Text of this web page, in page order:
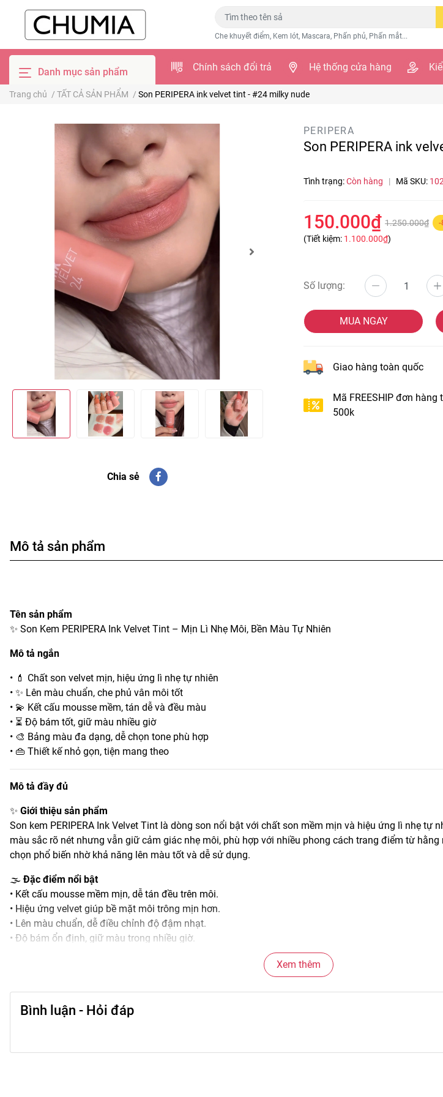
Che khuyết điểm, Kem lót, Mascara, Phấn phủ, Phấn mắt...
Danh mục sản phẩm Chính sách đổi trả Hệ thống cửa hàng
Trang chủ / TẤT CẢ SẢN PHẨM / Son PERIPERA ink velvet tint - #24 milky nude
Chia sẻ
PERIPERA
Son PERIPERA ink
Tình trạng:Còn hàng | Mã SKU:
150.000₫ 1.250.000₫ -
(Tiết kiệm: 1.100.000₫)
Số lượng:
MUA NGAY
Giao hàng toàn quốc
Mã FREESHIP đơn hàng
500k
Mô tả sản phẩm
Tên sản phẩm
✨ Son Kem PERIPERA Ink Velvet Tint – Mịn Lì Nhẹ Môi, Bền Màu Tự Nhiên
Mô tả ngắn
• 💄 Chất son velvet mịn, hiệu ứng lì nhẹ tự nhiên
• ✨ Lên màu chuẩn, che phủ vân môi tốt
• 💫 Kết cấu mousse mềm, tán dễ và đều màu
• ⏳ Độ bám tốt, giữ màu nhiều giờ
• 🎨 Bảng màu đa dạng, dễ chọn tone phù hợp
• 👜 Thiết kế nhỏ gọn, tiện mang theo
Mô tả đầy đủ
✨ Giới thiệu sản phẩm
Son kem PERIPERA Ink Velvet Tint là dòng son nổi bật với chất son mềm mịn và hiệu ứng lì nhẹ tự
màu sắc rõ nét nhưng vẫn giữ cảm giác nhẹ môi, phù hợp với nhiều phong cách trang điểm từ
chọn phổ biến nhờ khả năng lên màu tốt và dễ sử dụng.
🌫️Đặc điểm nổi bật
• Kết cấu mousse mềm mịn, dễ tán đều trên môi.
• Hiệu ứng velvet giúp bề mặt môi trông mịn hơn.
• Lên màu chuẩn, dễ điều chỉnh độ đậm nhạt.
• Độ bám ổn định, giữ màu trong nhiều giờ.
• Tạo màu môi tươi tắn, rõ nét và đều màu.
• Hỗ trợ làm mịn bề mặt môi khi đánh son.
• Phù hợp đánh full môi hoặc lòng môi.
• Duy trì màu môi ổn định trong nhiều giờ.
Xem thêm
Bình luận - Hỏi đáp